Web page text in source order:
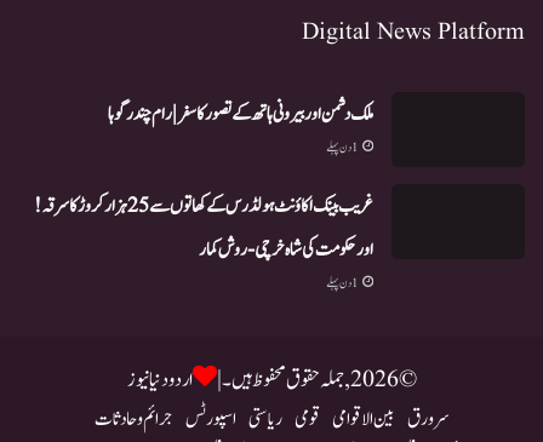
Digital News Platform
ملک دشمن اور بیرونی ہاتھ کے تصور کا سفر | رام چندر گوہا
1 دن پہلے
غریب بینک اکاؤنٹ ہولڈرس کے کھاتوں سے 25 ہزار کروڑ کا سرقہ!
اور حکومت کی شاہ خرچی-روش کمار
1 دن پہلے
© 2026, جملہ حقوق محفوظ ہیں۔ | اردو دنیا نیوز
سرورق بین الاقوامی قومی ریاستی اسپورٹس جرائم و حادثات